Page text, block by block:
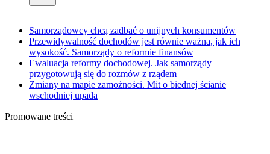
Samorządowcy chcą zadbać o unijnych konsumentów
Przewidywalność dochodów jest równie ważna, jak ich
wysokość. Samorządy o reformie finansów
Ewaluacja reformy dochodowej. Jak samorządy
przygotowują się do rozmów z rządem
Zmiany na mapie zamożności. Mit o biednej ścianie
wschodniej upada
Promowane treści